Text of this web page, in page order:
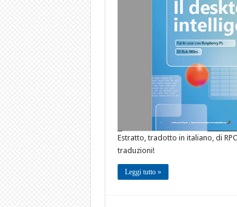
Estratto, tradotto in italiano, di
traduzioni!
Leggi tutto »